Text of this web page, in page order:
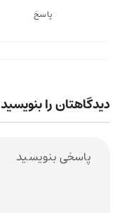
پاسخ
دیدگاهتان را بنویسید